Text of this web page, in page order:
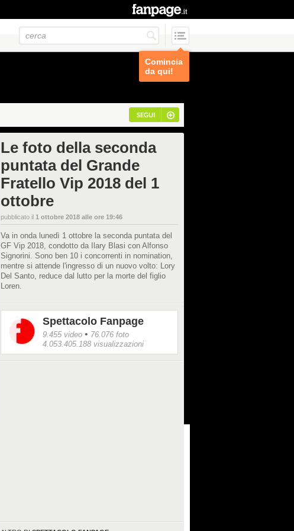
Comincia
da qui!
SEGUI
Le foto della seconda
puntata del Grande
Fratello Vip 2018 del 1
ottobre
pubblicato il 1 ottobre 2018 alle ore 19:46
Va in onda lunedì 1 ottobre la seconda puntata del
GF Vip 2018, condotto da Ilary Blasi con Alfonso
Signorini. Sono ben 10 i concorrenti in nomination,
mentre si attende l'ingresso di un nuovo volto: Lory
Del Santo, reduce dal lutto per la morte del figlio
Loren.
Spettacolo Fanpage
9.455 video • 76.076 foto
4.053.405.188 visualizzazioni